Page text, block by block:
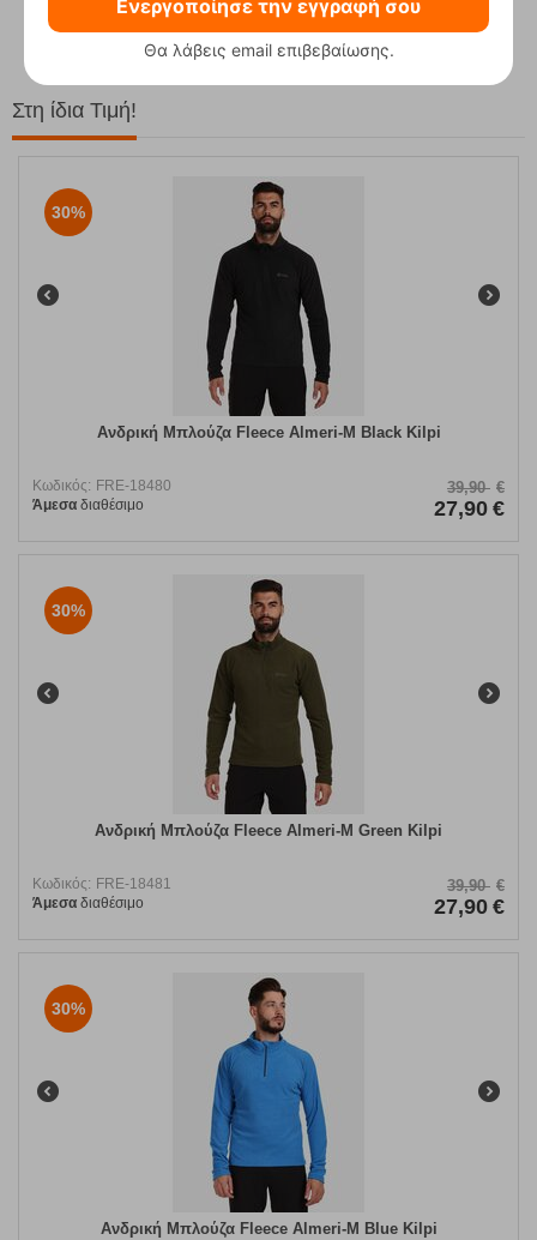
Στη ίδια Τιμή!
30%
Ανδρική Μπλούζα Fleece Almeri-M Black Kilpi
Κωδικός: FRE-18480
Άμεσα διαθέσιμο
39,90 €
27,90 €
30%
Ανδρική Μπλούζα Fleece Almeri-M Green Kilpi
Κωδικός: FRE-18481
Άμεσα διαθέσιμο
39,90 €
27,90 €
30%
Ανδρική Μπλούζα Fleece Almeri-M Blue Kilpi
Ενεργοποίησε την εγγραφή σου
Θα λάβεις email επιβεβαίωσης.